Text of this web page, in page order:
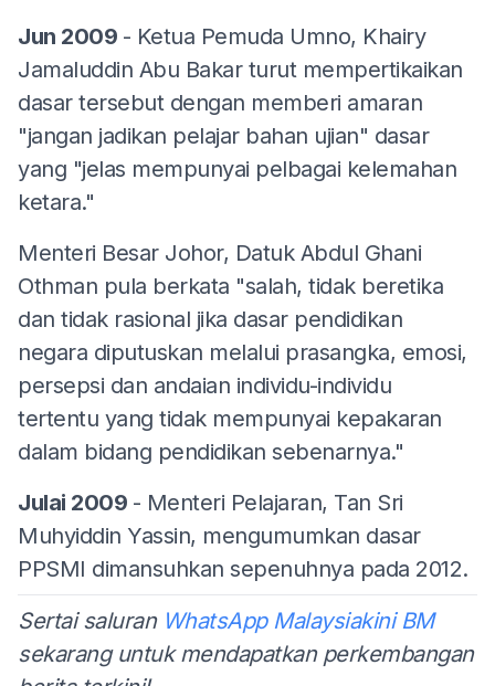
Jun 2009 - Ketua Pemuda Umno, Khairy
Jamaluddin Abu Bakar turut mempertikaikan
dasar tersebut dengan memberi amaran
"jangan jadikan pelajar bahan ujian" dasar
yang "jelas mempunyai pelbagai kelemahan
ketara."
Menteri Besar Johor, Datuk Abdul Ghani
Othman pula berkata "salah, tidak beretika
dan tidak rasional jika dasar pendidikan
negara diputuskan melalui prasangka, emosi,
persepsi dan andaian individu-individu
tertentu yang tidak mempunyai kepakaran
dalam bidang pendidikan sebenarnya."
Julai 2009 - Menteri Pelajaran, Tan Sri
Muhyiddin Yassin, mengumumkan dasar
PPSMI dimansuhkan sepenuhnya pada 2012.
Sertai saluran WhatsApp Malaysiakini BM
sekarang untuk mendapatkan perkembangan